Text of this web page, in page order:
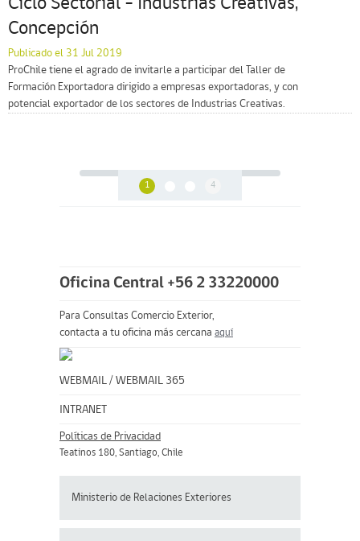
Ciclo Sectorial – Industrias Creativas,
Concepción
Publicado el 31 Jul 2019
ProChile tiene el agrado de invitarle a participar del Taller de
Formación Exportadora dirigido a empresas exportadoras, y con
potencial exportador de los sectores de Industrias Creativas.
1 4
Oficina Central +56 2 33220000
Para Consultas Comercio Exterior,
contacta a tu oficina más cercana aquí
WEBMAIL / WEBMAIL 365
INTRANET
Políticas de Privacidad
Teatinos 180, Santiago, Chile
Ministerio de Relaciones Exteriores